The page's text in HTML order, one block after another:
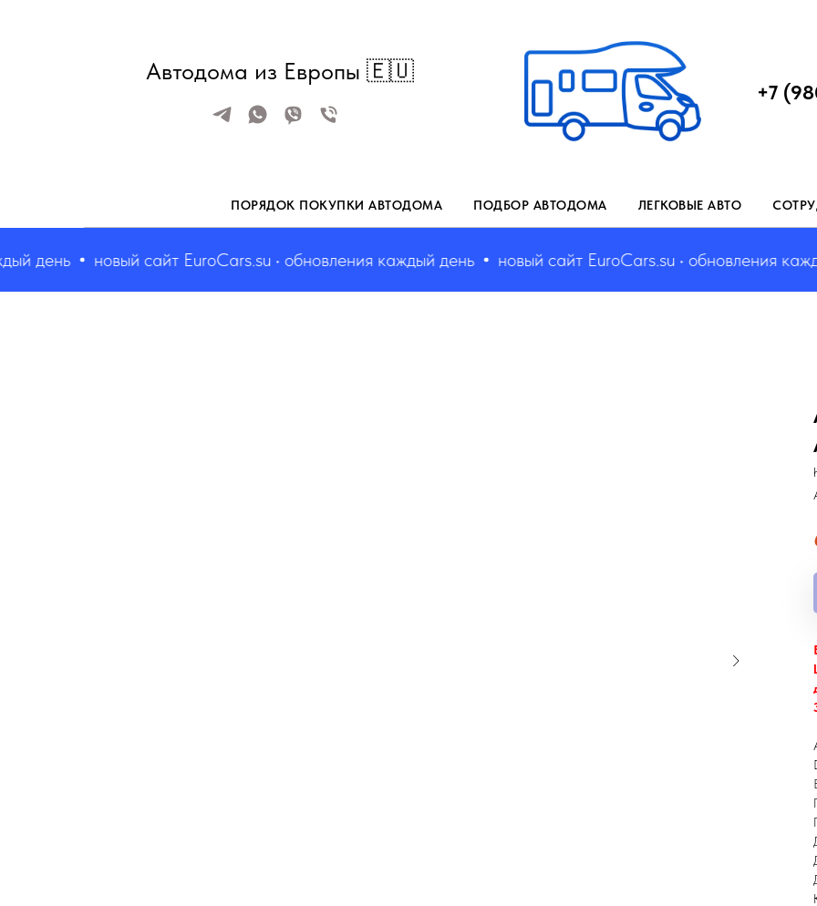
Автодома из Европы 🇪🇺
+7
ПОРЯДОК ПОКУПКИ АВТОДОМА ПОДБОР АВТОДОМА ЛЕГКОВЫЕ АВТО
новый сайт EuroCars.su • обновления каждый день новый сайт EuroCars.su • обновления каждый